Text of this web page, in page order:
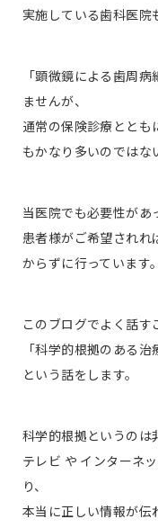
実施している歯科医院
「顕微鏡による歯周
ませんが、
通常の保険診療ととも
もかなり多いのではな
当医院でも必要性があ
患者様がご希望されれ
からずに行っています。
このブログでよく話す
「科学的根拠のある治
という話をします。
科学的根拠というのは
テレビ や インターネ
り、
本当に正しい情報が伝